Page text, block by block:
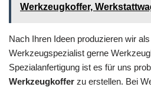
Werkzeugkoffer,
Nach Ihren Ideen produzieren wir
Werkzeugspezialist gerne
Spezialanfertigung ist es für uns
Werkzeugkoffer zu erstellen. Bei